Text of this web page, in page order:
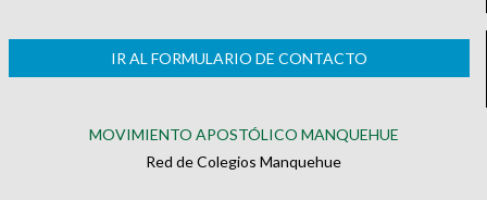
IR AL FORMULARIO DE CONTACTO
MOVIMIENTO APOSTÓLICO MANQUEHUE
Red de Colegios Manquehue